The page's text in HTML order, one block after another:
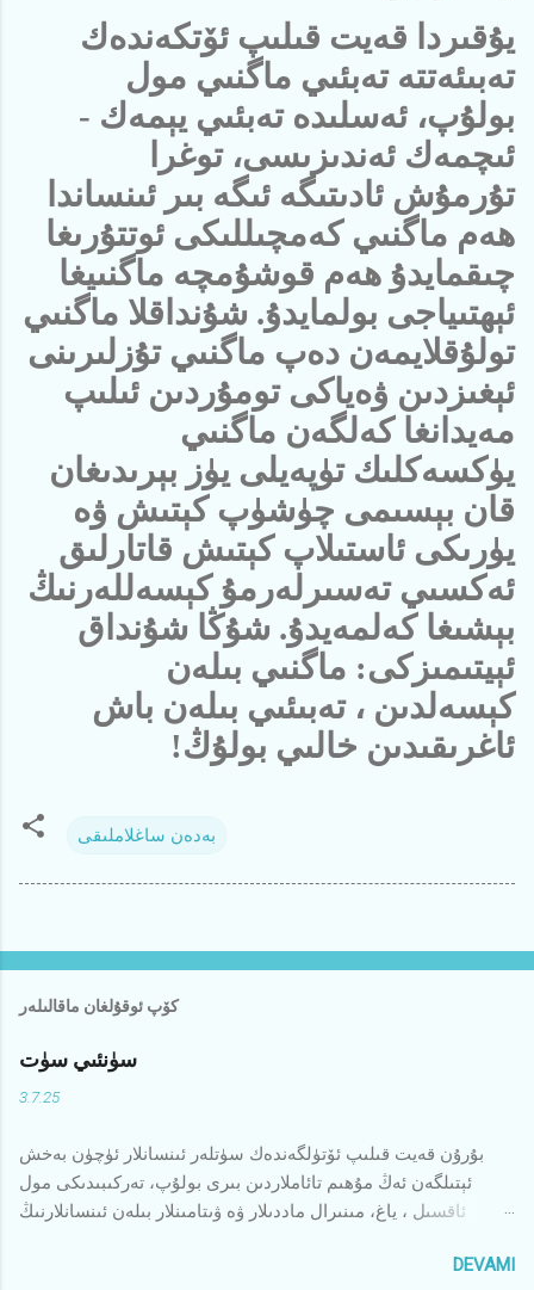
يۇقىردا قەيت قىلىپ ئۆتكەندەك
تەبىئەتتە تەبئىي ماگنىي مول
بولۇپ، ئەسلىدە تەبئىي يېمەك -
ئىچمەك ئەندىزىسى، توغرا
تۇرمۇش ئادىتىگە ئىگە بىر ئىنساندا
ھەم ماگنىي كەمچىللىكى ئوتتۇرىغا
چىقمايدۇ ھەم قوشۇمچە ماگنىيغا
ئېھتىياجى بولمايدۇ. شۇنداقلا ماگنىي
تولۇقلايمەن دەپ ماگنىي تۇزلىرىنى
ئېغىزدىن ۋەياكى تومۇردىن ئىلىپ
مەيدانغا كەلگەن ماگنىي
يۈكسەكلىك تۈپەيلى يۈز بېرىدىغان
قان بېسىمى چۈشۈپ كېتىش ۋە
يۈرىكى ئاستىلاپ كېتىش قاتارلىق
ئەكسىي تەسىرلەرمۇ كېسەللەرنىڭ
بېشىغا كەلمەيدۇ. شۇڭا شۇنداق
ئېيتىمىزكى: ماگنىي بىلەن
كېسەلدىن ، تەبىئىي بىلەن باش
ئاغرىقىدىن خالىي بولۇڭ!
بەدەن ساغلاملىقى
كۆپ ئوقۇلغان ماقالىلەر
سۈنئىي سۈت
3.7.25
بۇرۇن قەيت قىلىپ ئۆتۈلگەندەك سۈتلەر ئىنسانلار ئۈچۈن بەخش
ئېتىلگەن ئەڭ مۇھىم تائاملاردىن بىرى بولۇپ، تەركىبىدىكى مول
ئاقسىل ، ياغ، مىنىرال ماددىلار ۋە ۋىتامىنلار بىلەن ئىنسانلارنىڭ
ئىنسانلارنىڭ ياخشى كۆرىدىغان ئوزۇقىدىن بىرى بولۇپ كەلمەكتە.DEVAMI